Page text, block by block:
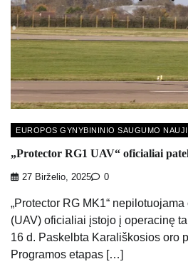
EUROPOS GYNYBININIO SAUGUMO
„Protector RG1 UAV“ oficialiai
27 Birželio, 2025 0
„Protector RG MK1“
(UAV) oficialiai įstojo į operacinę
16 d. Paskelbta Karališkosios oro
Programos etapas […]